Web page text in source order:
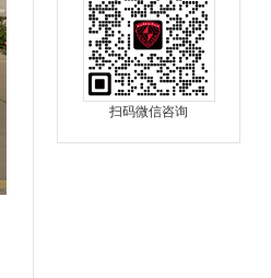
扫码微信咨询